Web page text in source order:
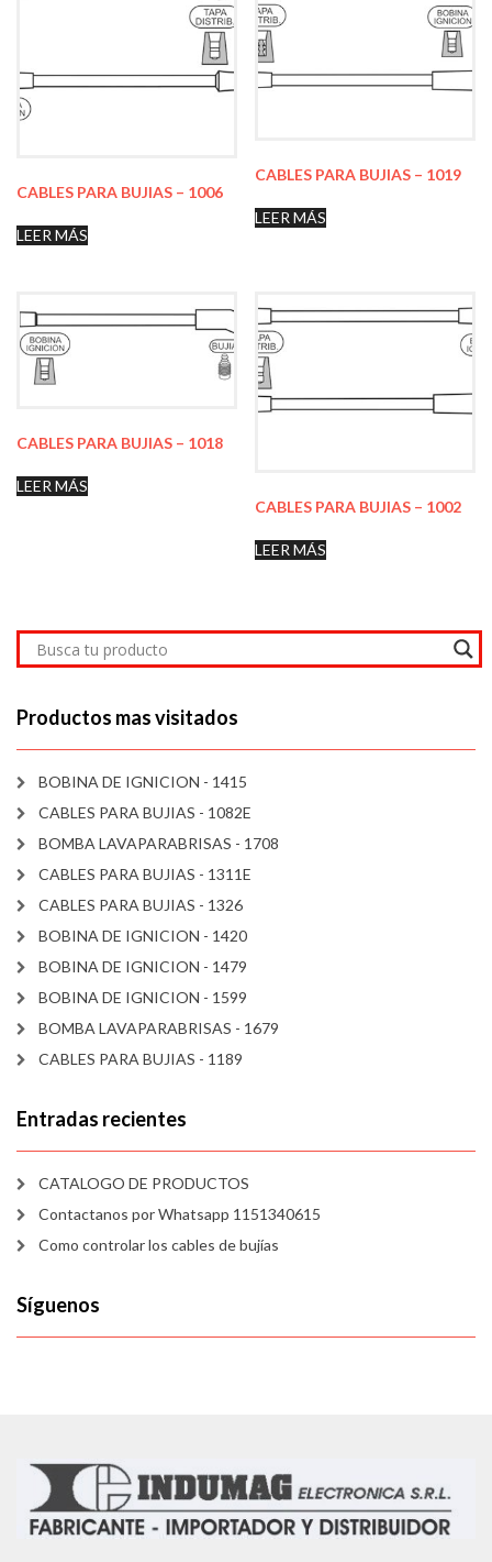
CABLES PARA BUJIAS – 1006
LEER MÁS
CABLES PARA BUJIAS – 1019
LEER MÁS
CABLES PARA BUJIAS – 1018
LEER MÁS
CABLES PARA BUJIAS – 1002
LEER MÁS
Productos mas visitados
BOBINA DE IGNICION - 1415
CABLES PARA BUJIAS - 1082E
BOMBA LAVAPARABRISAS - 1708
CABLES PARA BUJIAS - 1311E
CABLES PARA BUJIAS - 1326
BOBINA DE IGNICION - 1420
BOBINA DE IGNICION - 1479
BOBINA DE IGNICION - 1599
BOMBA LAVAPARABRISAS - 1679
CABLES PARA BUJIAS - 1189
Entradas recientes
CATALOGO DE PRODUCTOS
Contactanos por Whatsapp 1151340615
Como controlar los cables de bujías
Síguenos